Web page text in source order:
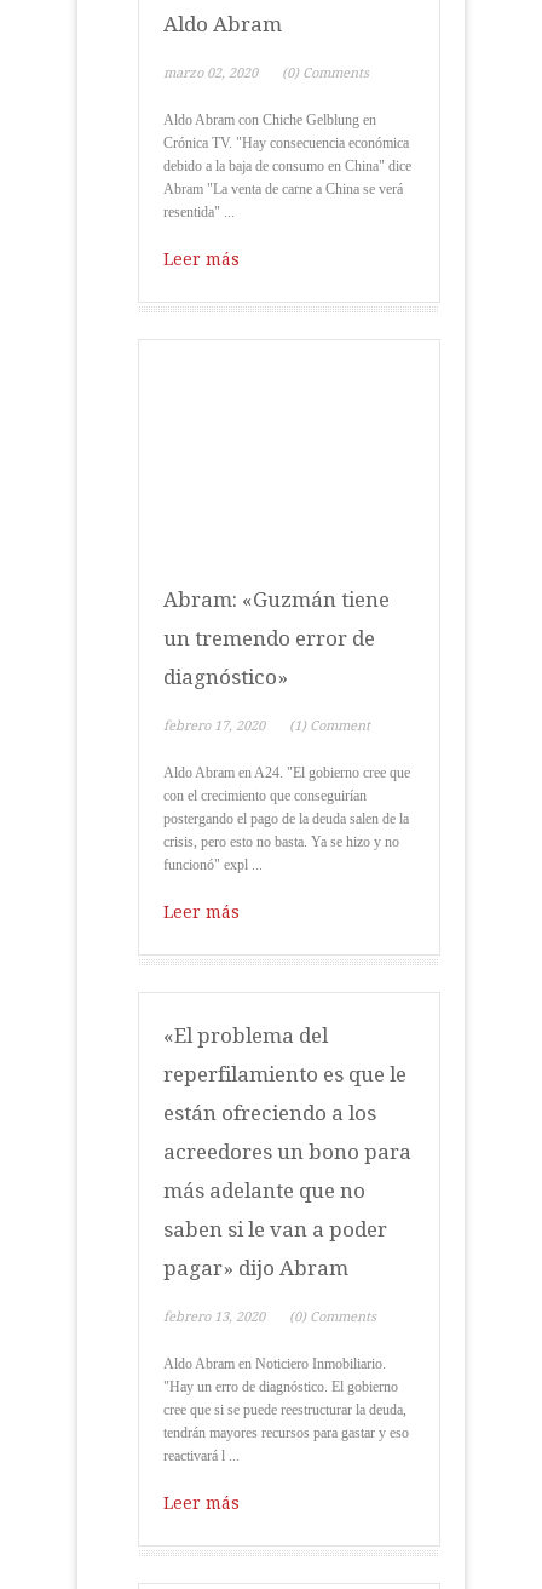
Aldo Abram
marzo 02, 2020 (0) Comments
Aldo Abram con Chiche Gelblung en
Crónica TV. "Hay consecuencia económica
debido a la baja de consumo en China" dice
Abram "La venta de carne a China se verá
resentida" ...
Leer más
Abram: «Guzmán tiene
un tremendo error de
diagnóstico»
febrero 17, 2020 (1) Comment
Aldo Abram en A24. "El gobierno cree que
con el crecimiento que conseguirían
postergando el pago de la deuda salen de la
crisis, pero esto no basta. Ya se hizo y no
funcionó" expl ...
Leer más
«El problema del
reperfilamiento es que le
están ofreciendo a los
acreedores un bono para
más adelante que no
saben si le van a poder
pagar» dijo Abram
febrero 13, 2020 (0) Comments
Aldo Abram en Noticiero Inmobiliario.
"Hay un erro de diagnóstico. El gobierno
cree que si se puede reestructurar la deuda,
tendrán mayores recursos para gastar y eso
reactivará l ...
Leer más